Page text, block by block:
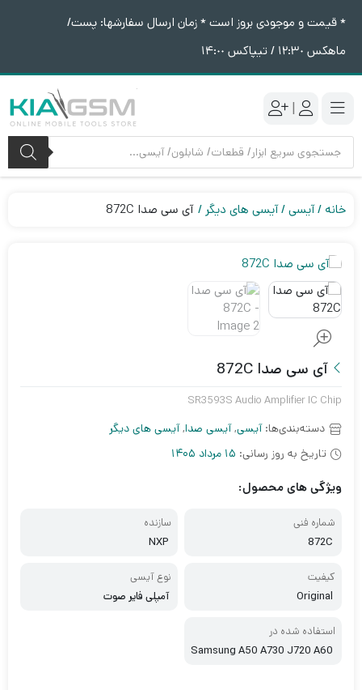
* قیمت و موجودی بروز است * زمان ارسال سفارشها: پست/
ماهکس ١٢:٣٠ / تیپاکس ١۴:٠٠
|
جستجوی
محصولات
خانه آیسی آیسی های دیگر آی سی صدا 872C
آی سی صدا 872C
SR3593S Audio Amplifier IC Chip
دسته‌بندی‌ها:آیسی,آیسی صدا,آیسی های دیگر
تاریخ به روز رسانی: 15 مرداد 1405
ویژگی های محصول:
شماره فنی
872C
سازنده
NXP
کیفیت
Original
نوع آیسی
آمپلی فایر صوت
استفاده شده در
Samsung A50 A730 J720 A60